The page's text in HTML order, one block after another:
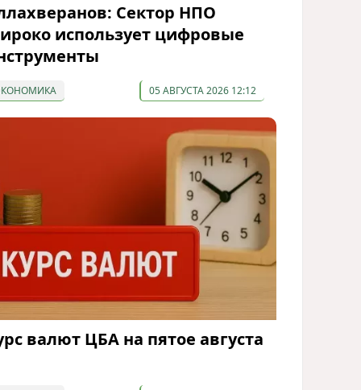
Сектор НПО
использует цифровые
05 АВГУСТА 2026 12:12
валют ЦБА на пятое августа